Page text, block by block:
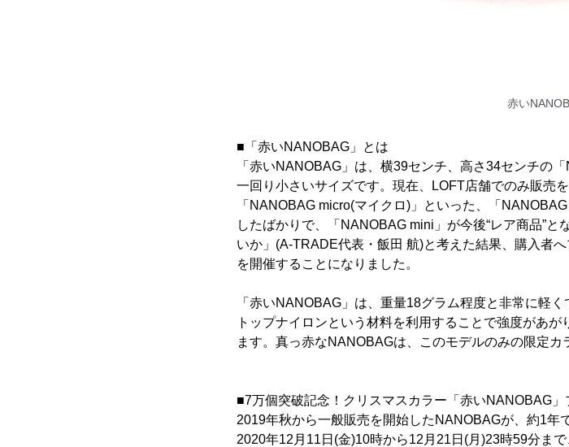
赤い
■「赤いNANOBAG」とは
「赤いNANOBAG」は、横39センチ、高さ34センチの
一回り小さいサイズです。現在、LOFT店舗でのみ販売
「NANOBAG micro(マイクロ)」といった、「
したばかりで、「NANOBAG mini」が今後“レア商品”
いか」(A-TRADE代表・飯田 航)と考えた結果、購入者
を開催することになりました。
「赤いNANOBAG」は、重量18グラム程度と非常に軽
トップナイロンという材料を利用することで強度があ
ます。真っ赤なNANOBAGは、このモデルのみの限定カ
■7万個突破記念！クリスマスカラー「赤いNANOBAG
2019年秋から一般販売を開始したNANOBAGが、約1年
2020年12月11日(金)10時から12月21日(月)23時59分ま